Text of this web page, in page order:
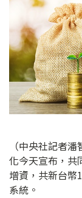
（中央社記者
化今天宣布，共
增資，共新台幣
系統。